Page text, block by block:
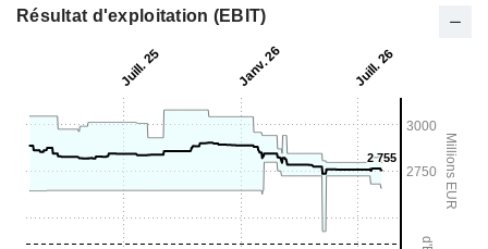
Résultat d'exploitation (EBIT)